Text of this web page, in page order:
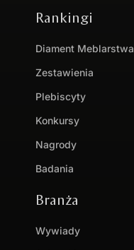
Rankingi
Diament Meblarstwa
Zestawienia
Plebiscyty
Konkursy
Nagrody
Badania
Branża
Wywiady